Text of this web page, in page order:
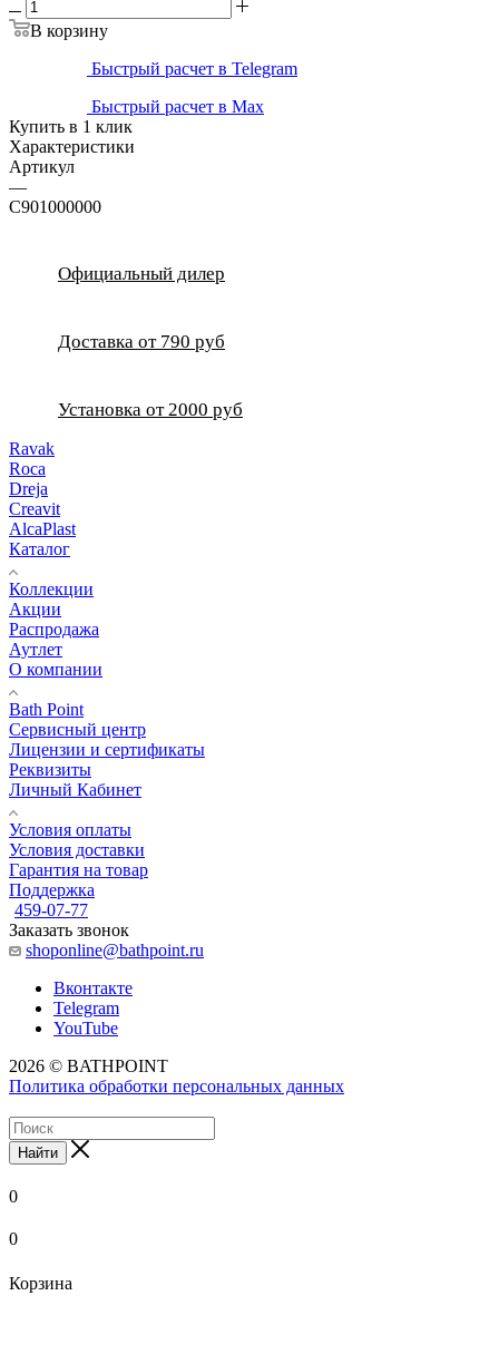
В корзину
Быстрый расчет в Telegram
Быстрый расчет в Max
Купить в 1 клик
Характеристики
Артикул
—
C901000000
Официальный дилер
Доставка от 790 руб
Установка от 2000 руб
Ravak
Roca
Dreja
Creavit
AlcaPlast
Каталог
Коллекции
Акции
Распродажа
Аутлет
О компании
Bath Point
Сервисный центр
Лицензии и сертификаты
Реквизиты
Личный Кабинет
Условия оплаты
Условия доставки
Гарантия на товар
Поддержка
459-07-77
Заказать звонок
shoponline@bathpoint.ru
Вконтакте
Telegram
YouTube
2026 © BATHPOINT
Политика обработки персональных данных
Найти
0
0
Корзина